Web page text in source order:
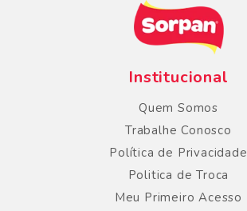
Institucional
Quem Somos
Trabalhe Conosco
Política de Privacidade
Politica de Troca
Meu Primeiro Acesso